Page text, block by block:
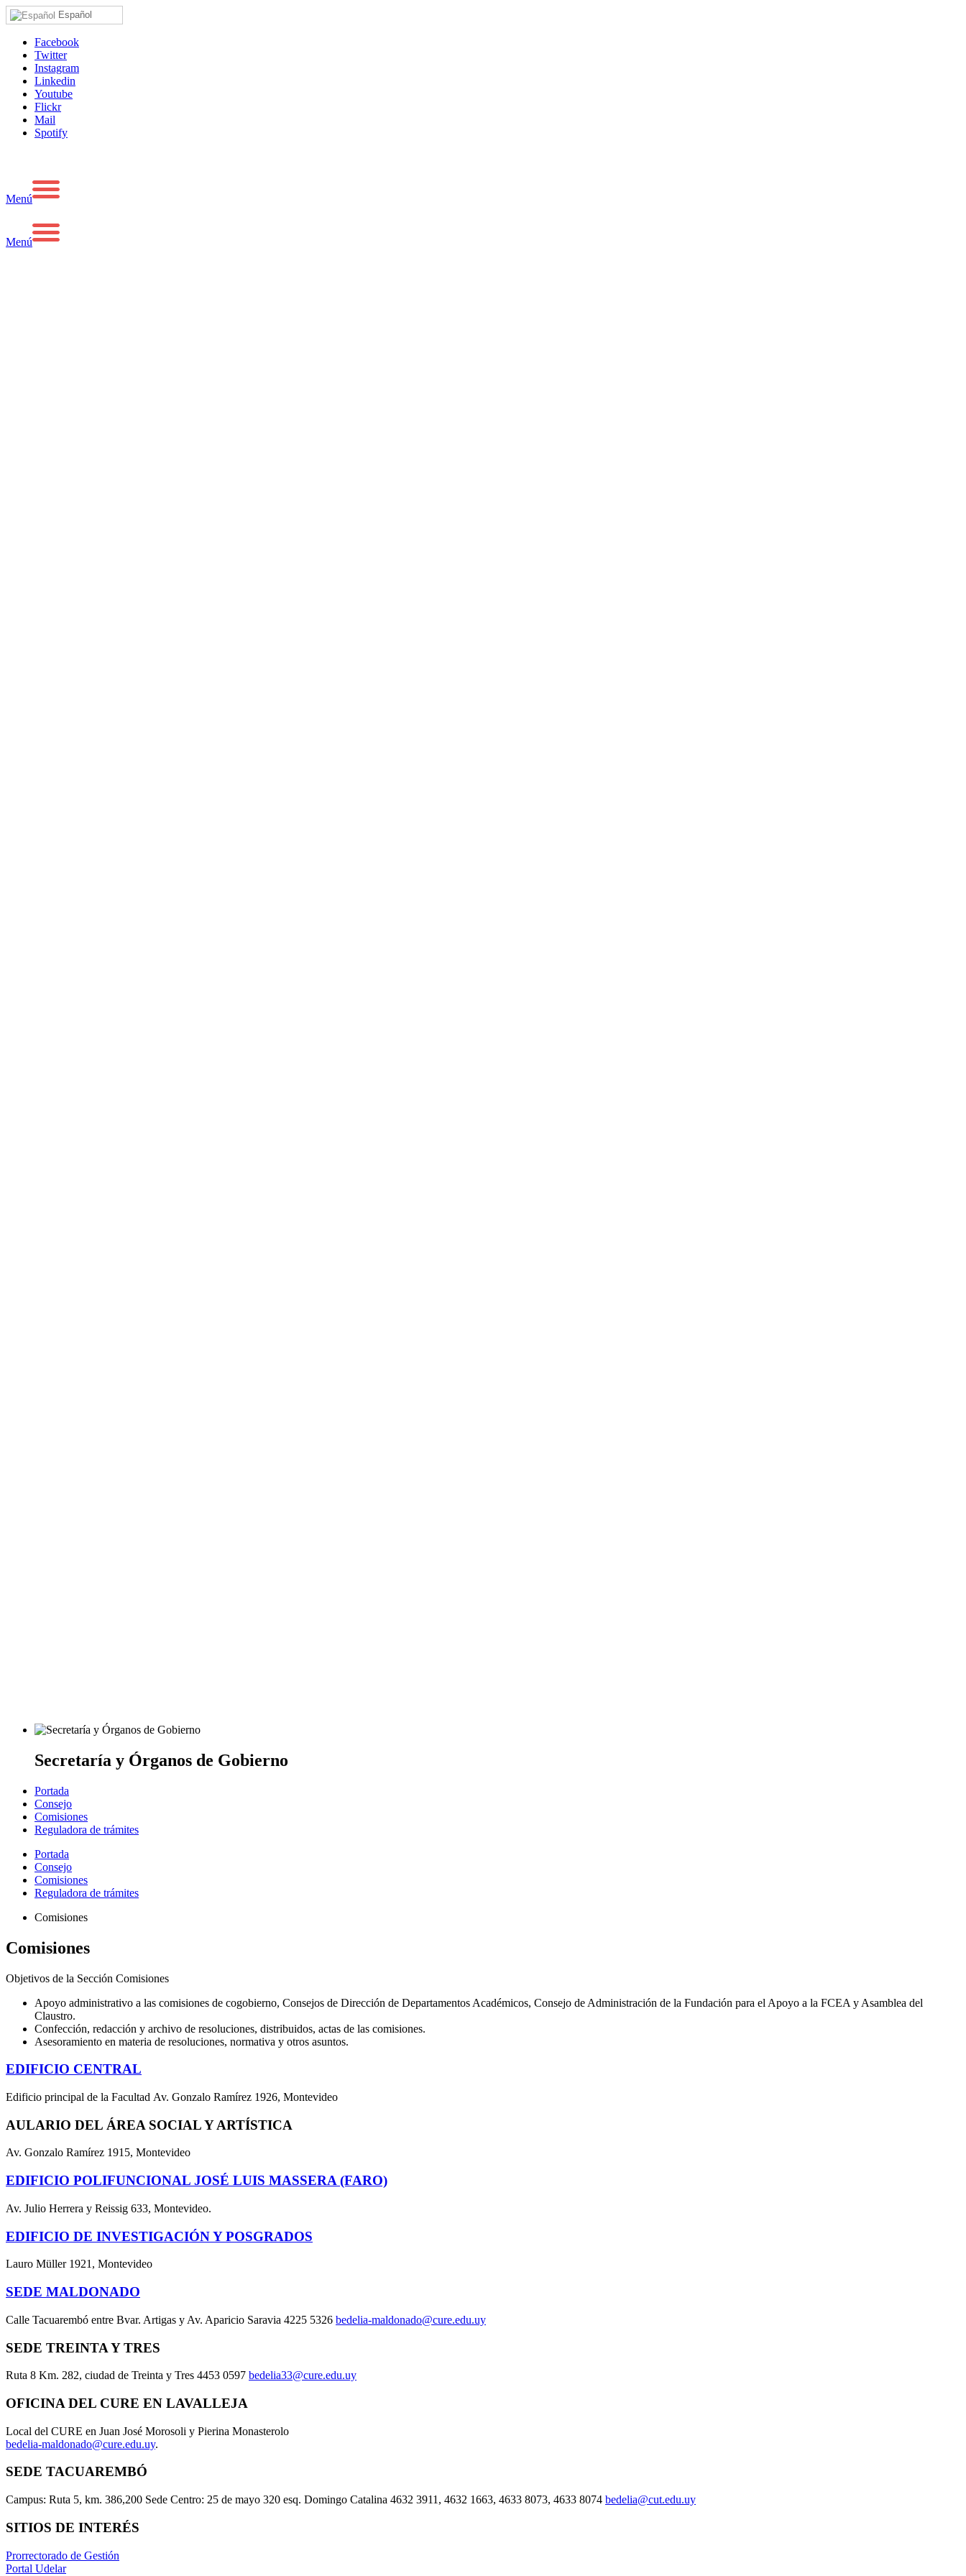
Español
Facebook
Twitter
Instagram
Linkedin
Youtube
Flickr
Mail
Spotify
Menú
Menú
Secretaría y Órganos de Gobierno
Portada
Consejo
Comisiones
Reguladora de trámites
Portada
Consejo
Comisiones
Reguladora de trámites
Comisiones
Comisiones
Objetivos de la Sección Comisiones
Apoyo administrativo a las comisiones de cogobierno, Consejos de Dirección de Departamentos Académicos, Consejo de Administración de la Fundación para el Apoyo a la FCEA y Asamblea del
Claustro.
Confección, redacción y archivo de resoluciones, distribuidos, actas de las comisiones.
Asesoramiento en materia de resoluciones, normativa y otros asuntos.
EDIFICIO CENTRAL
Edificio principal de la Facultad Av. Gonzalo Ramírez 1926, Montevideo
AULARIO DEL ÁREA SOCIAL Y ARTÍSTICA
Av. Gonzalo Ramírez 1915, Montevideo
EDIFICIO POLIFUNCIONAL JOSÉ LUIS MASSERA (FARO)
Av. Julio Herrera y Reissig 633, Montevideo.
EDIFICIO DE INVESTIGACIÓN Y POSGRADOS
Lauro Müller 1921, Montevideo
SEDE MALDONADO
Calle Tacuarembó entre Bvar. Artigas y Av. Aparicio Saravia 4225 5326 bedelia-maldonado@cure.edu.uy
SEDE TREINTA Y TRES
Ruta 8 Km. 282, ciudad de Treinta y Tres 4453 0597 bedelia33@cure.edu.uy
OFICINA DEL CURE EN LAVALLEJA
Local del CURE en Juan José Morosoli y Pierina Monasterolo
bedelia-maldonado@cure.edu.uy.
SEDE TACUAREMBÓ
Campus: Ruta 5, km. 386,200 Sede Centro: 25 de mayo 320 esq. Domingo Catalina 4632 3911, 4632 1663, 4633 8073, 4633 8074 bedelia@cut.edu.uy
SITIOS DE INTERÉS
Prorrectorado de Gestión
Portal Udelar